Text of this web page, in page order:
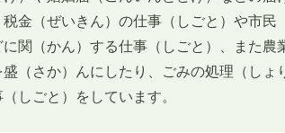
税金（ぜいきん）の仕事（しごと）や市
関（かん）する仕事（しごと）、また農
（さか）んにしたり、ごみの処理（しょ
しごと）をしています。